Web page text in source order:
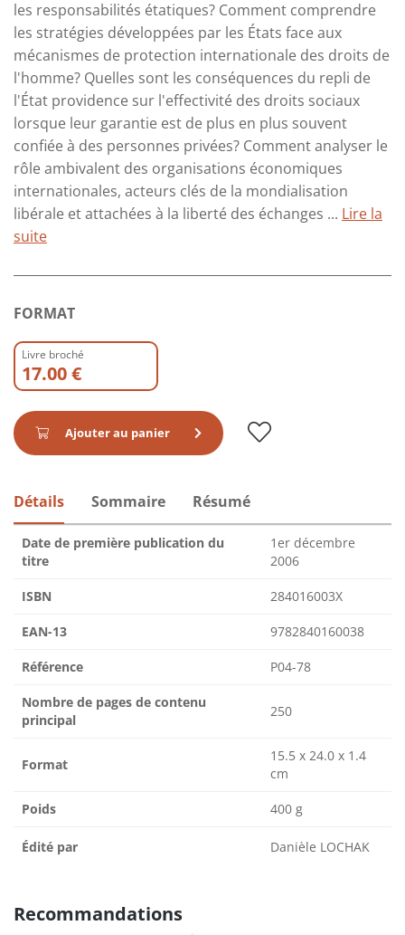
les responsabilités étatiques? Comment comprendre
les stratégies développées par les États face aux
mécanismes de protection internationale des droits de
l'homme? Quelles sont les conséquences du repli de
l'État providence sur l'effectivité des droits sociaux
lorsque leur garantie est de plus en plus souvent
confiée à des personnes privées? Comment analyser le
rôle ambivalent des organisations économiques
internationales, acteurs clés de la mondialisation
libérale et attachées à la liberté des échanges ... Lire la
suite
FORMAT
Livre broché
17.00 €
Ajouter au panier
Détails Sommaire Résumé
Date de première publication du
titre
1er décembre
2006
ISBN 284016003X
EAN-13 9782840160038
Référence P04-78
Nombre de pages de contenu
principal
250
Format
15.5 x 24.0 x 1.4
cm
Poids 400 g
Édité par Danièle LOCHAK
Recommandations